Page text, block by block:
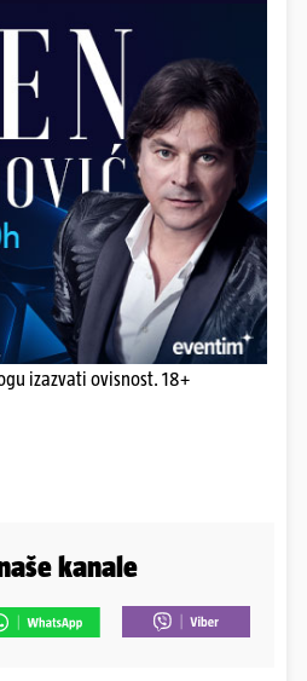
izazvati ovisnost. 18+
kanale